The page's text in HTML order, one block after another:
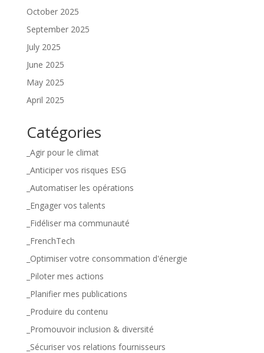
October 2025
September 2025
July 2025
June 2025
May 2025
April 2025
Catégories
_Agir pour le climat
_Anticiper vos risques ESG
_Automatiser les opérations
_Engager vos talents
_Fidéliser ma communauté
_FrenchTech
_Optimiser votre consommation d'énergie
_Piloter mes actions
_Planifier mes publications
_Produire du contenu
_Promouvoir inclusion & diversité
_Sécuriser vos relations fournisseurs